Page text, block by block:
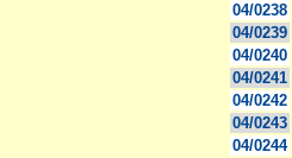
04/0238
04/0239
04/0240
04/0241
04/0242
04/0243
04/0244